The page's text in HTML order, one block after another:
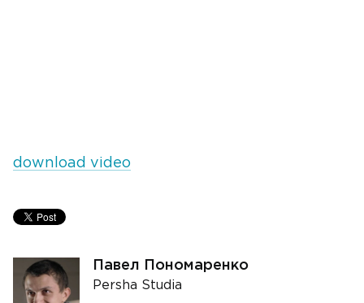
download video
Павел Пономаренко
Persha Studia